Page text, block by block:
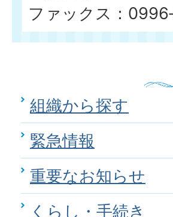
ファックス：
組織から探す
緊急情報
重要なお知らせ
くらし・手続き